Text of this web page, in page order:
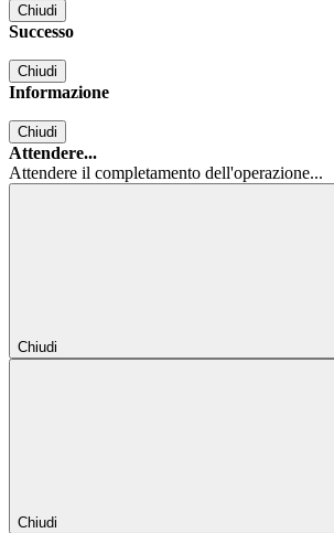
Chiudi
Successo
Chiudi
Informazione
Chiudi
Attendere...
Attendere il completamento dell'operazione...
Chiudi
Chiudi